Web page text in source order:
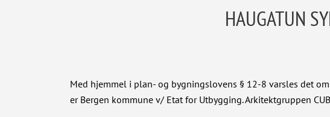
HAUGATUN
Med hjemmel i plan- og bygningslovens § 12-8 varsles det
er Bergen kommune v/ Etat for Utbygging. Arkitektgruppen